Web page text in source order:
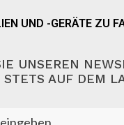
UND -GERÄTE ZU
UNSEREN
AUF DEM